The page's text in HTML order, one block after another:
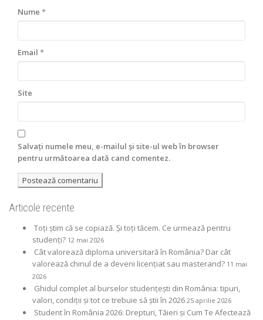
Nume *
Email *
Site
Salvați numele meu, e-mailul și site-ul web în browser
pentru următoarea dată cand comentez.
Articole recente
Toți știm că se copiază. Și toți tăcem. Ce urmează pentru
studenți? 12 mai 2026
Cât valorează diploma universitară în România? Dar cât
valorează chinul de a deveni licențiat sau masterand? 11 mai
2026
Ghidul complet al burselor studențești din România: tipuri,
valori, condiții și tot ce trebuie să știi în 2026 25 aprilie 2026
Student în România 2026: Drepturi, Tăieri și Cum Te Afectează